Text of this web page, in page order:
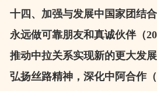
十四、加强与发展中国家团结
永远做可靠朋友和真诚伙伴（
推动中拉关系实现新的更大发
弘扬丝路精神，深化中阿合作